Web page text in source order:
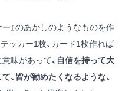
』のあかしのようなものを作
ッカー1枚、カード1枚作れば
意味があって、自信を持って大
、皆が勧めたくなるような、